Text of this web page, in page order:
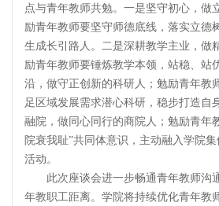
点与青年教师共勉。一是坚守初心，做
励青年教师要坚守师德底线，落实立德
生成长引路人。二是深耕教学主业，做
励青年教师要锤炼教学本领，站稳、站
沿，做守正创新的科研人；勉励青年教
足区域发展需求潜心科研，稳步打造自
融院，做同心同行的商院人；勉励青年
院衰我耻”共同体意识，主动融入学院
活动。
此次座谈会进一步畅通青年教师沟
年教职工距离。学院将持续优化青年教